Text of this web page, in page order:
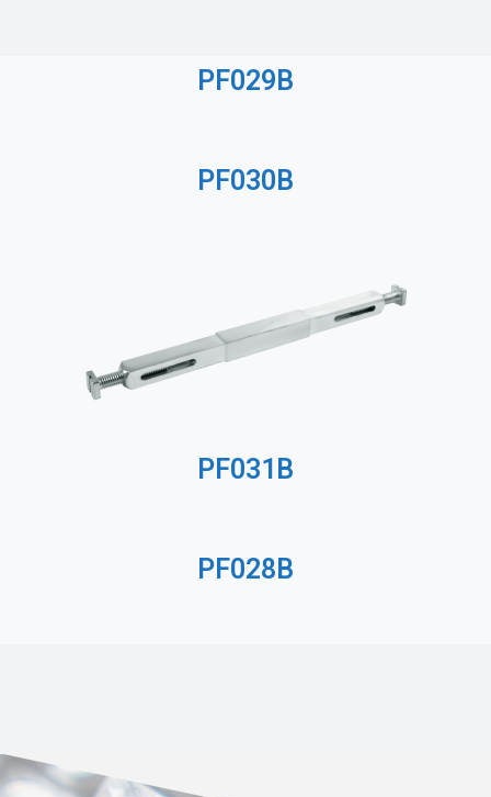
PF029B
PF030B
PF031B
PF028B